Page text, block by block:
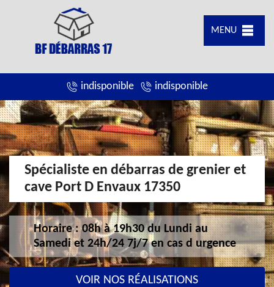
MENU
indisponible indisponible
Spécialiste en débarras de grenier et
cave Port D Envaux 17350
Horaire : 08h à 19h30 du Lundi au
Samedi et 24h/24 7j/7 en cas d urgence
VOIR NOS RÉALISATIONS